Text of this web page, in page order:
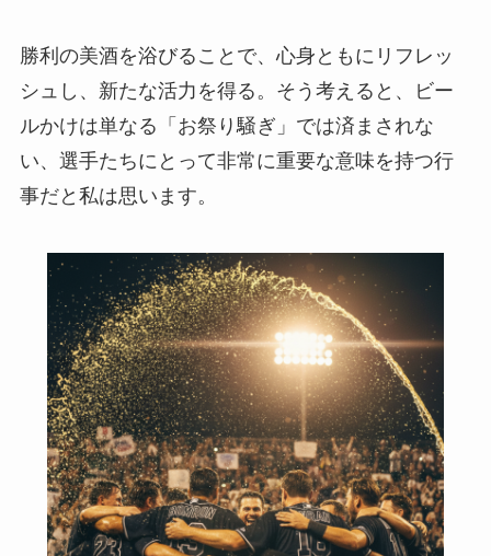
勝利の美酒を浴びることで、心身ともにリフレッ
シュし、新たな活力を得る。そう考えると、ビー
ルかけは単なる「お祭り騒ぎ」では済まされな
い、選手たちにとって非常に重要な意味を持つ行
事だと私は思います。